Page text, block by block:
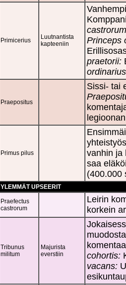
Primicerius
Luutnantista
kapteeniin
Princeps
praetorii:
Praepositus
Sissi- tai
Primus pilus
vanhin ja
saa
(400.000
YLEMMÄT UPSEERIT
Praefectus
castrorum
Leirin
korkein
Tribunus
militum
Majurista
everstiin
cohortis:
vacans: